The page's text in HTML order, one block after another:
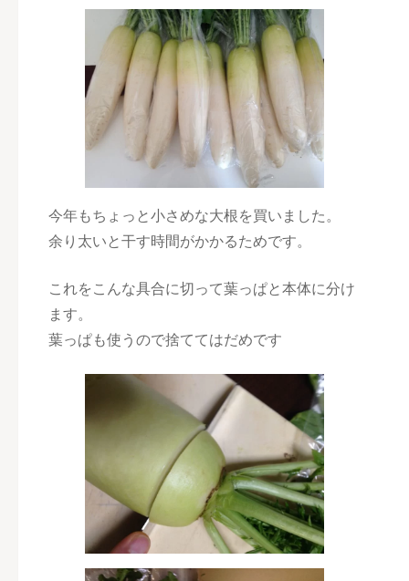
今年もちょっと小さめな大根を買いました。
余り太いと干す時間がかかるためです。
これをこんな具合に切って葉っぱと本体に分け
ます。
葉っぱも使うので捨ててはだめです